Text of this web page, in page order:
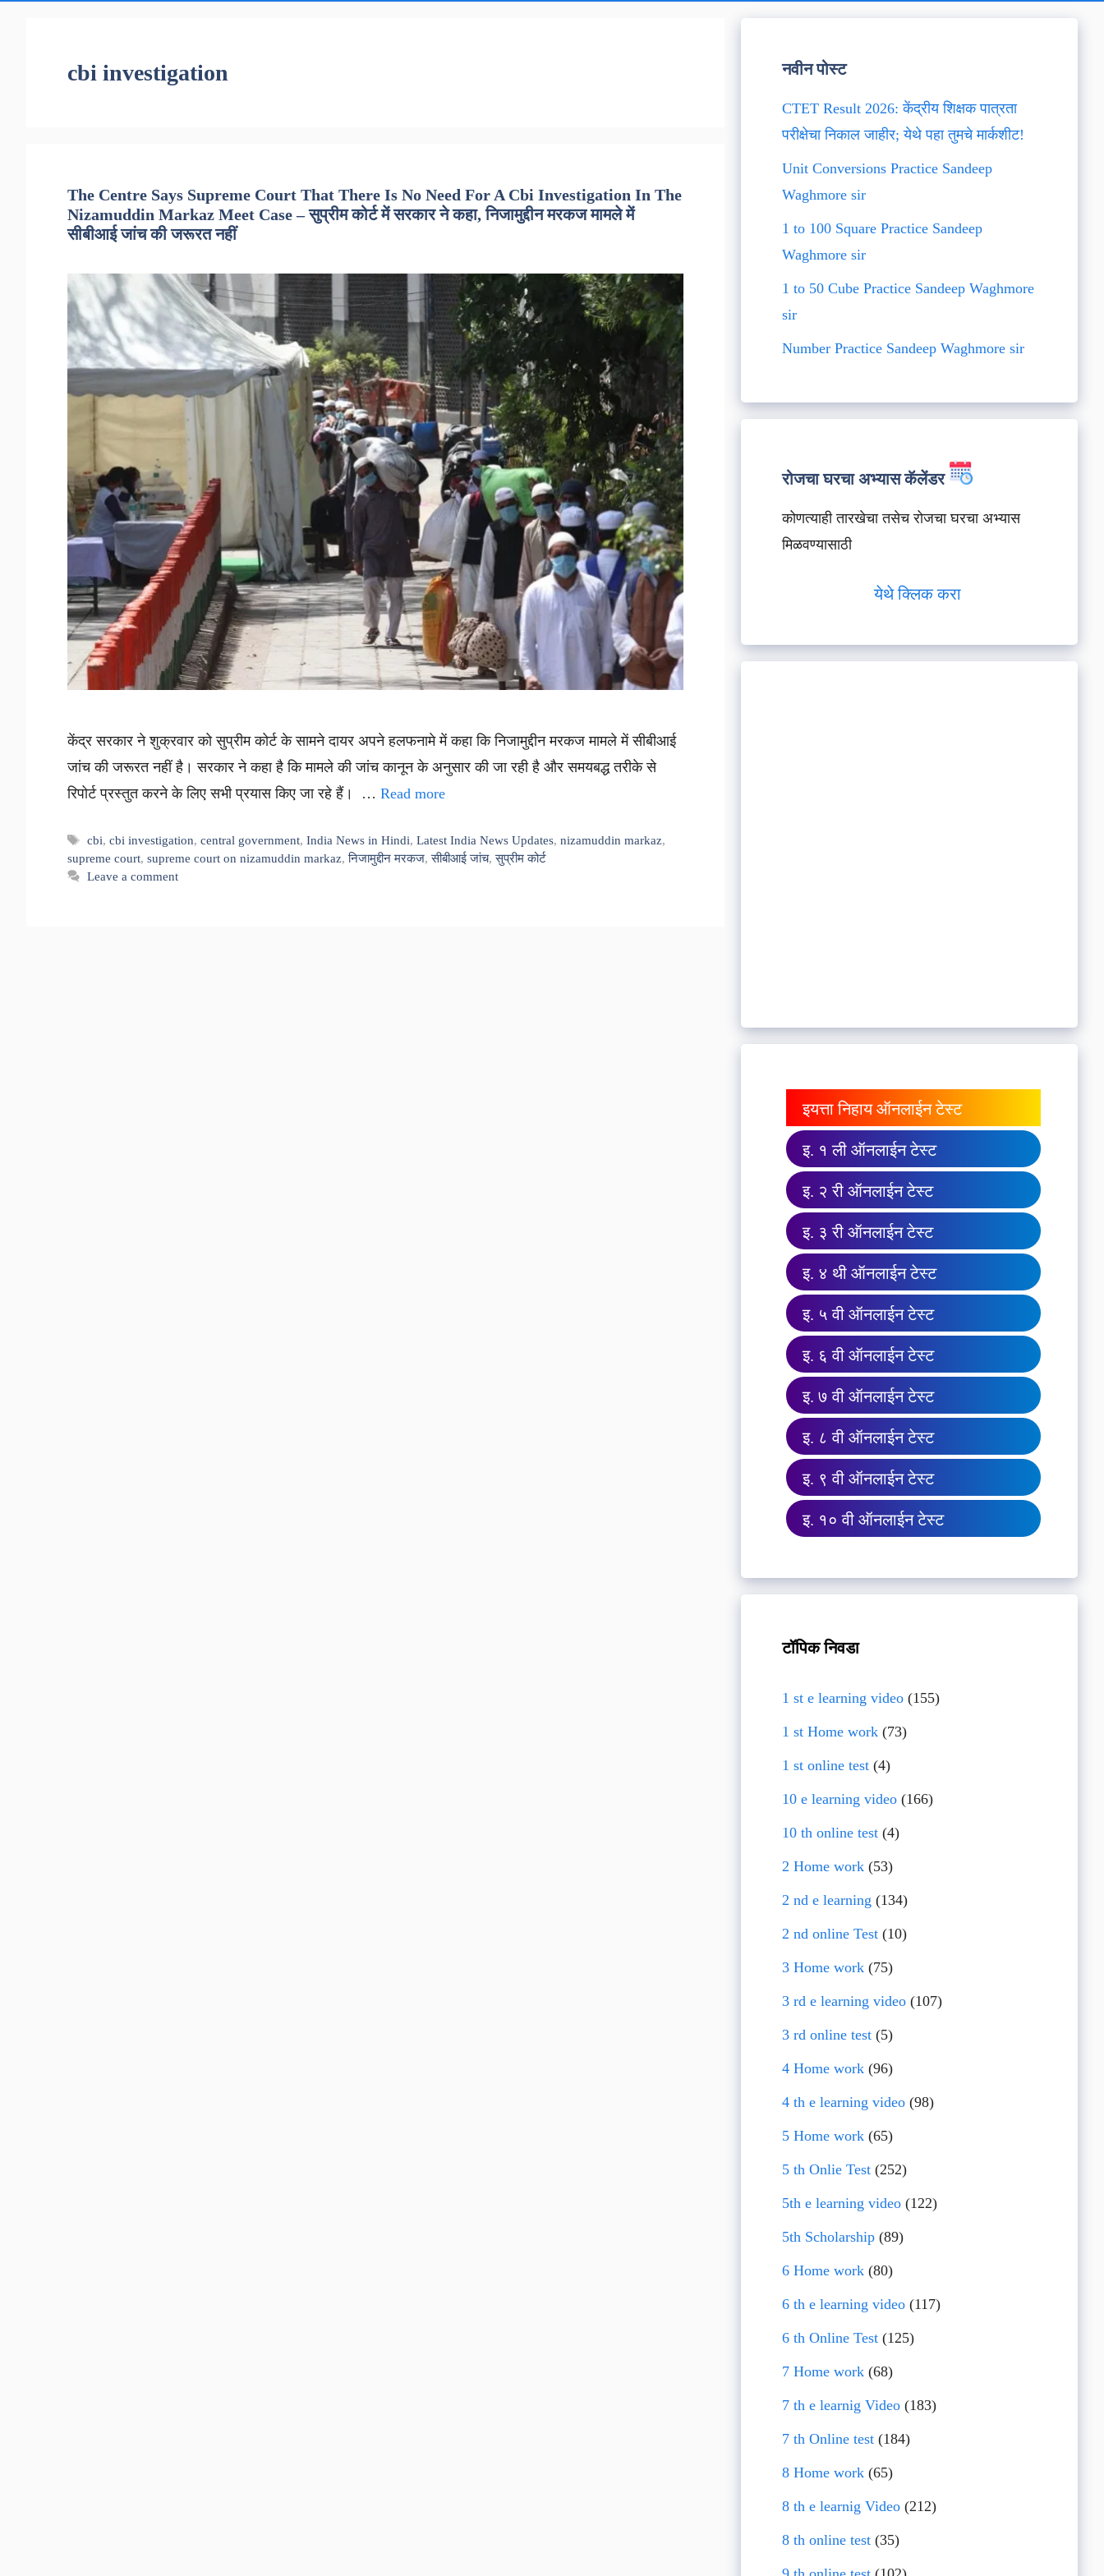
cbi investigation
The Centre Says Supreme Court That There Is No Need For A Cbi Investigation In The
Nizamuddin Markaz Meet Case – सुप्रीम कोर्ट में सरकार ने कहा, निजामुद्दीन मरकज मामले में
सीबीआई जांच की जरूरत नहीं
केंद्र सरकार ने शुक्रवार को सुप्रीम कोर्ट के सामने दायर अपने हलफनामे में कहा कि निजामुद्दीन मरकज मामले में सीबीआई
जांच की जरूरत नहीं है। सरकार ने कहा है कि मामले की जांच कानून के अनुसार की जा रही है और समयबद्ध तरीके से
रिपोर्ट प्रस्तुत करने के लिए सभी प्रयास किए जा रहे हैं। … Read more
Tags
cbi,cbi investigation,central government,India News in Hindi,Latest India News Updates,nizamuddin markaz,
supreme court, supreme court on nizamuddin markaz,निजामुद्दीन मरकज,सीबीआई जांच,सुप्रीम कोर्ट
Leave a comment
नवीन पोस्ट
CTET Result 2026: केंद्रीय शिक्षक पात्रता
परीक्षेचा निकाल जाहीर; येथे पहा तुमचे मार्कशीट!
Unit Conversions Practice Sandeep
Waghmore sir
1 to 100 Square Practice Sandeep
Waghmore sir
1 to 50 Cube Practice Sandeep Waghmore
sir
Number Practice Sandeep Waghmore sir
रोजचा घरचा अभ्यास कॅलेंडर
कोणत्याही तारखेचा तसेच रोजचा घरचा अभ्यास
मिळवण्यासाठी
येथे क्लिक करा
इयत्ता निहाय ऑनलाईन टेस्ट
इ. १ ली ऑनलाईन टेस्ट
इ. २ री ऑनलाईन टेस्ट
इ. ३ री ऑनलाईन टेस्ट
इ. ४ थी ऑनलाईन टेस्ट
इ. ५ वी ऑनलाईन टेस्ट
इ. ६ वी ऑनलाईन टेस्ट
इ. ७ वी ऑनलाईन टेस्ट
इ. ८ वी ऑनलाईन टेस्ट
इ. ९ वी ऑनलाईन टेस्ट
इ. १० वी ऑनलाईन टेस्ट
टॉपिक निवडा
1 st e learning video(155)
1 st Home work(73)
1 st online test(4)
10 e learning video(166)
10 th online test(4)
2 Home work(53)
2 nd e learning (134)
2 nd online Test(10)
3 Home work(75)
3 rd e learning video(107)
3 rd online test(5)
4 Home work(96)
4 th e learning video(98)
5 Home work(65)
5 th Onlie Test(252)
5th e learning video(122)
5th Scholarship(89)
6 Home work(80)
6 th e learning video(117)
6 th Online Test(125)
7 Home work(68)
7 th e learnig Video(183)
7 th Online test(184)
8 Home work(65)
8 th e learnig Video(212)
8 th online test(35)